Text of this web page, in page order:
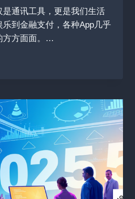
通讯工具，更是我们生活
到金融支付，各种App几乎
方方面面。…